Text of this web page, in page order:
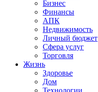
Бизнес
Финансы
АПК
Недвижимость
Личный бюджет
Сфера услуг
Торговля
Жизнь
Здоровье
Дом
Технологии